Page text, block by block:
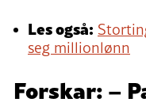
Les også:
seg millionlønn
Forskar: –